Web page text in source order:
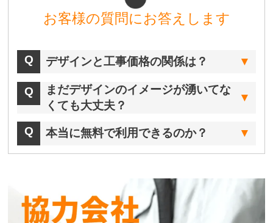
お客様の質問にお答えします
デザインと工事価格の関係は？
まだデザインのイメージが湧いてな
くても大丈夫？
本当に無料で利用できるのか？